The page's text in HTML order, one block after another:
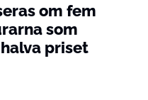
om fem
som
priset